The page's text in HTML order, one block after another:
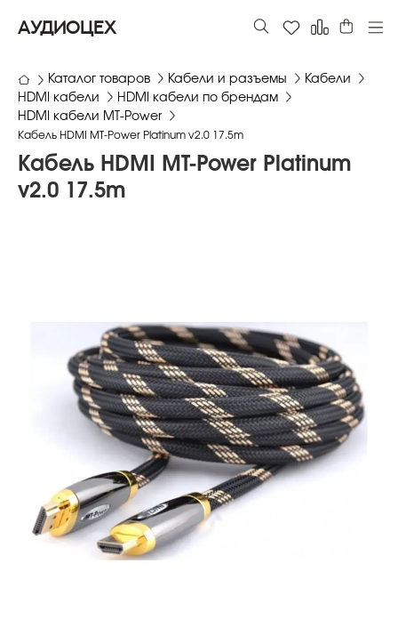
АУДИОЦЕХ
Каталог товаров Кабели и разъемы
Кабели
HDMI кабели
HDMI кабели по брендам
HDMI кабели MT-Power
Кабель HDMI MT-Power Platinum v2.0 17.5m
Кабель HDMI MT-Power Platinum
v2.0 17.5m